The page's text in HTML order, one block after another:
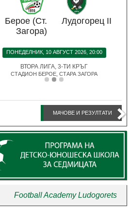
Берое (Ст.
Загора)
Лудогорец II
ПОНЕДЕЛНИК, 10 АВГУСТ 2026, 20:00
ВТОРА ЛИГА, 3-ТИ КРЪГ
СТАДИОН БЕРОЕ, СТАРА ЗАГОРА
МАЧОВЕ И РЕЗУЛТАТИ
Football Academy Ludogorets